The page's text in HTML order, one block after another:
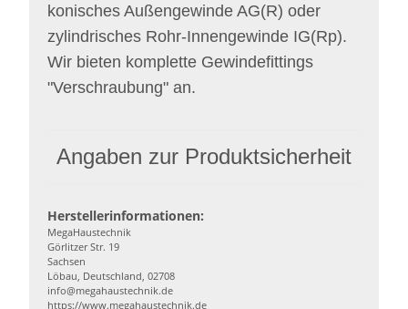
konisches Außengewinde AG(R) oder
zylindrisches Rohr-Innengewinde IG(Rp).
Wir bieten komplette Gewindefittings
"Verschraubung" an.
Angaben zur Produktsicherheit
Herstellerinformationen:
MegaHaustechnik
Görlitzer Str. 19
Sachsen
Löbau, Deutschland, 02708
info@megahaustechnik.de
https://www.megahaustechnik.de